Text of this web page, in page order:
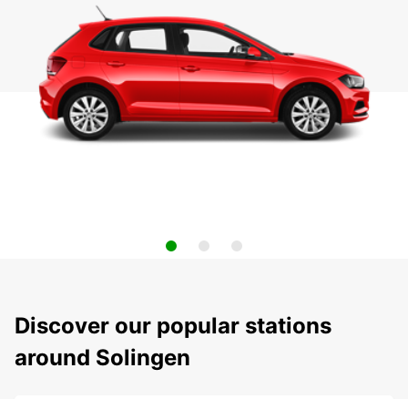
Discover our popular stations
around Solingen